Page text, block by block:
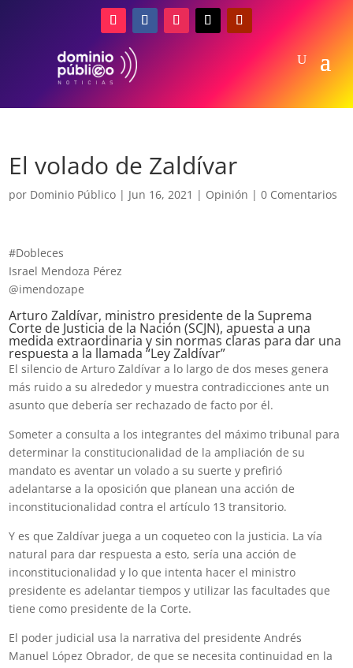
El volado de Zaldívar
por Dominio Público | Jun 16, 2021 | Opinión |0 Comentarios
#Dobleces
Israel Mendoza Pérez
@imendozape
Arturo Zaldívar, ministro presidente de la Suprema
Corte de Justicia de la Nación (SCJN), apuesta a una
medida extraordinaria y sin normas claras para dar una
respuesta a la llamada “Ley Zaldívar”
El silencio de Arturo Zaldívar a lo largo de dos meses genera
más ruido a su alrededor y muestra contradicciones ante un
asunto que debería ser rechazado de facto por él.
Someter a consulta a los integrantes del máximo tribunal para
determinar la constitucionalidad de la ampliación de su
mandato es aventar un volado a su suerte y prefirió
adelantarse a la oposición que planean una acción de
inconstitucionalidad contra el artículo 13 transitorio.
Y es que Zaldívar juega a un coqueteo con la justicia. La vía
natural para dar respuesta a esto, sería una acción de
inconstitucionalidad y lo que intenta hacer el ministro
presidente es adelantar tiempos y utilizar las facultades que
tiene como presidente de la Corte.
El poder judicial usa la narrativa del presidente Andrés
Manuel López Obrador, de que se necesita continuidad en la